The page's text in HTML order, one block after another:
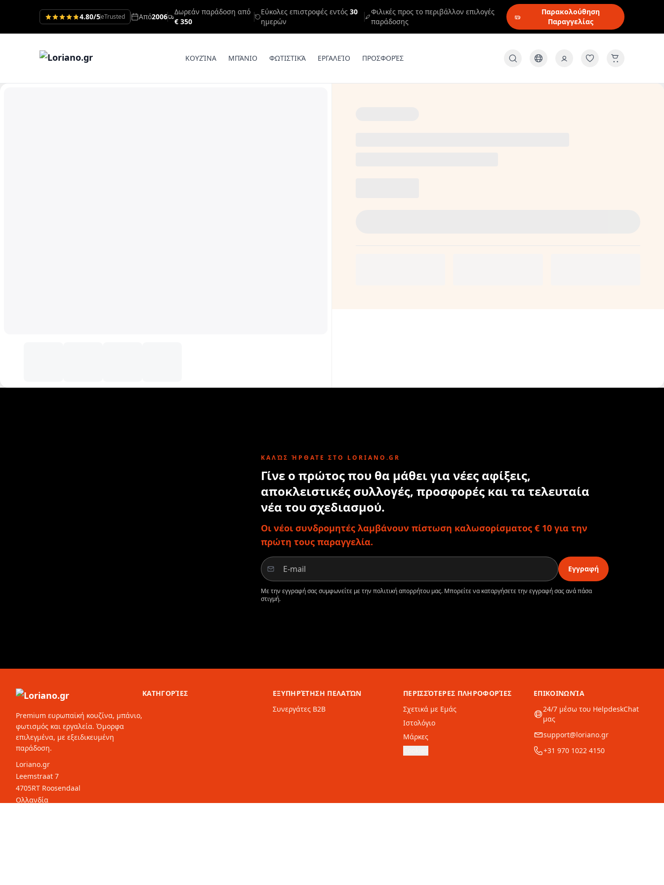
4.80/5eTrusted Από2006
Δωρεάν παράδοση από
€ 350
Εύκολες επιστροφές εντός 30
ημερών
Φιλικές προς το περιβάλλον επιλογές
παράδοσης
Παρακολούθηση
Παραγγελίας
ΚΟΥΖΊΝΑ ΜΠΆΝΙΟ ΦΩΤΙΣΤΙΚΆ ΕΡΓΑΛΕΊΟ ΠΡΟΣΦΟΡΈΣ
ΚΑΛΏΣ ΉΡΘΑΤΕ ΣΤΟ LORIANO.GR
Γίνε ο πρώτος που θα μάθει για νέες αφίξεις,
αποκλειστικές συλλογές, προσφορές και τα τελευταία
νέα του σχεδιασμού.
Οι νέοι συνδρομητές λαμβάνουν πίστωση καλωσορίσματος € 10 για την
πρώτη τους παραγγελία.
Εγγραφή
Με την εγγραφή σας συμφωνείτε με την πολιτική απορρήτου μας. Μπορείτε να καταργήσετε την εγγραφή σας ανά πάσα
στιγμή.
Premium ευρωπαϊκή κουζίνα, μπάνιο,
φωτισμός και εργαλεία. Όμορφα
επιλεγμένα, με εξειδικευμένη
παράδοση.
Loriano.gr
Leemstraat 7
4705RT Roosendaal
Ολλανδία
ΚΑΤΗΓΟΡΊΕΣ
ΕΞΥΠΗΡΈΤΗΣΗ ΠΕΛΑΤΏΝ
Συνεργάτες B2B
ΠΕΡΙΣΣΌΤΕΡΕΣ ΠΛΗΡΟΦΟΡΊΕΣ
Σχετικά με Εμάς
Ιστολόγιο
Μάρκες
ΕΠΙΚΟΙΝΩΝΊΑ
24/7 μέσω του HelpdeskChat
μας
support@loriano.gr
+31 970 1022 4150